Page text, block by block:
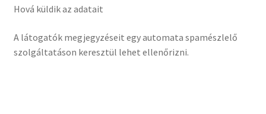
Hová küldik az adatait
A látogatók megjegyzéseit egy automata spamészlelő
szolgáltatáson keresztül lehet ellenőrizni.